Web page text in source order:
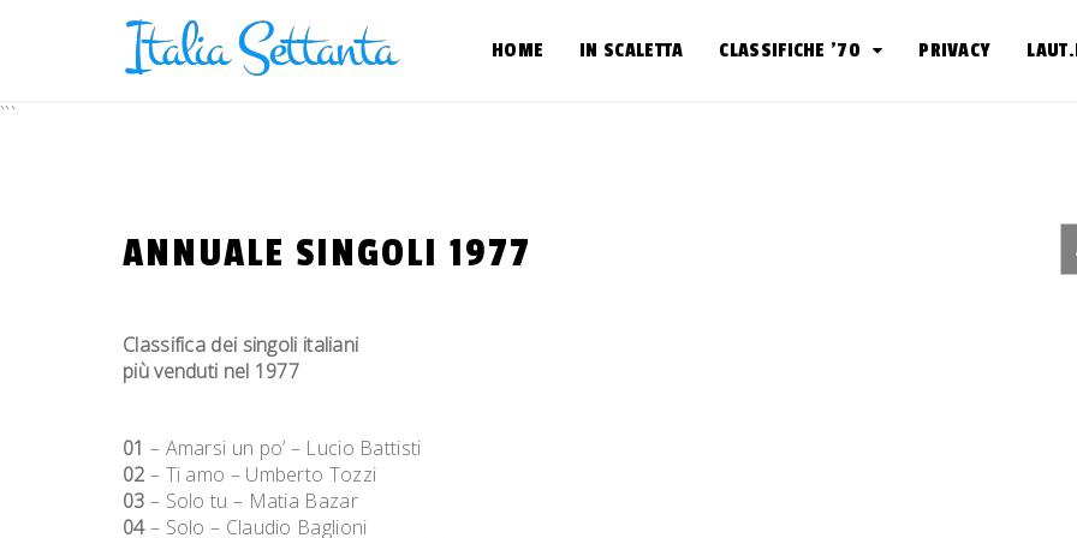
HOME IN SCALETTA CLASSIFICHE ’70 PRIVACY
```
ANNUALE SINGOLI 1977
Classifica dei singoli italiani
più venduti nel 1977
01 – Amarsi un po’ – Lucio Battisti
02 – Ti amo – Umberto Tozzi
03 – Solo tu – Matia Bazar
04– Solo – Claudio Baglioni